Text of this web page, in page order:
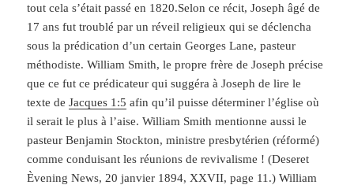
tout cela s’était passé en 1820.Selon ce récit, Joseph âgé de
17 ans fut troublé par un réveil religieux qui se déclencha
sous la prédication d’un certain Georges Lane, pasteur
méthodiste. William Smith, le propre frère de Joseph précise
que ce fut ce prédicateur qui suggéra à Joseph de lire le
texte deJacques 1:5 afin qu’il puisse déterminer l’église où
il serait le plus à l’aise. William Smith mentionne aussi le
pasteur Benjamin Stockton, ministre presbytérien (réformé)
comme conduisant les réunions de revivalisme ! (Deseret
Èvening News, 20 janvier 1894, XXVII, page 11.) William